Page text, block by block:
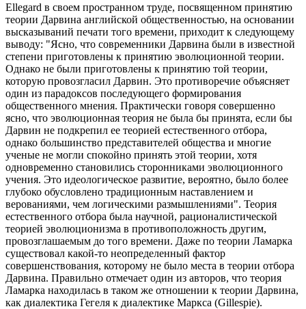
Ellegard в своем пространном труде, посвященном принятию
теории Дарвина английской общественностью, на основании
высказываний печати того времени, приходит к следующему
выводу: "Ясно, что современники Дарвина были в известной
степени приготовлены к принятию эволюционной теории.
Однако не были приготовлены к принятию той теории,
которую провозгласил Дарвин. Это противоречие объясняет
один из парадоксов последующего формирования
общественного мнения. Практически говоря совершенно
ясно, что эволюционная теория не была бы принята, если бы
Дарвин не подкрепил ее теорией естественного отбора,
однако большинство представителей общества и многие
ученые не могли спокойно принять этой теории, хотя
одновременно становились сторонниками эволюционного
учения. Это идеологическое развитие, вероятно, было более
глубоко обусловлено традиционным наставлением и
верованиями, чем логическими размышлениями". Теория
естественного отбора была научной, рационалистической
теорией эволюционизма в противоположность другим,
провозглашаемым до того времени. Даже по теории Ламарка
существовал какой-то неопределенный фактор
совершенствования, которому не было места в теории отбора
Дарвина. Правильно отмечает один из авторов, что теория
Ламарка находилась в таком же отношении к теории Дарвина,
как диалектика Гегеля к диалектике Маркса (Gillespie).